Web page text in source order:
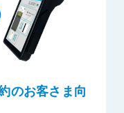
のお客さま向